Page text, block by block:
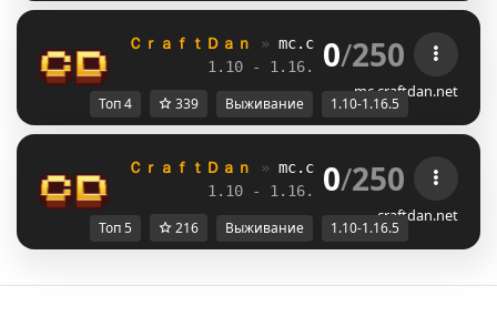
ＣｒａｆｔＤａｎ » mc.craftdan.net //
1.10 - 1.16.5 //
0/250
mc.craftdan.net
Топ 4 339 Выживание 1.10-1.16.5
ＣｒａｆｔＤａｎ » mc.craftdan.net //
1.10 - 1.16.5 //
0/250
craftdan.net
Топ 5 216 Выживание 1.10-1.16.5